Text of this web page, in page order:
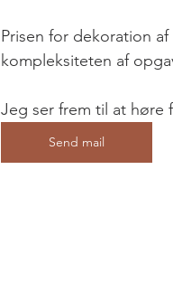
Prisen for dekoration
kompleksiteten af
Jeg ser frem til at høre
Send mail